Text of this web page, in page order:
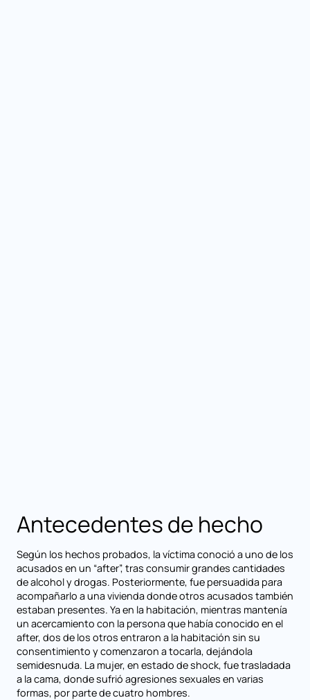
Antecedentes de hecho
Según los hechos probados, la víctima conoció a uno de los
acusados en un “after”, tras consumir grandes cantidades
de alcohol y drogas. Posteriormente, fue persuadida para
acompañarlo a una vivienda donde otros acusados también
estaban presentes. Ya en la habitación, mientras mantenía
un acercamiento con la persona que había conocido en el
after, dos de los otros entraron a la habitación sin su
consentimiento y comenzaron a tocarla, dejándola
semidesnuda. La mujer, en estado de shock, fue trasladada
a la cama, donde sufrió agresiones sexuales en varias
formas, por parte de cuatro hombres.